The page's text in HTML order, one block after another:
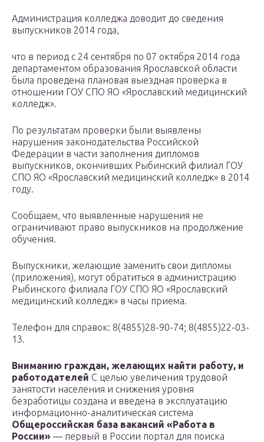
Администрация колледжа доводит до сведения
выпускников 2014 года,
что в период с 24 сентября по 07 октября 2014 года
департаментом образования Ярославской области
была проведена плановая выездная проверка в
отношении ГОУ СПО ЯО «Ярославский медицинский
колледж».
По результатам проверки были выявлены
нарушения законодательства Российской
Федерации в части заполнения дипломов
выпускников, окончивших Рыбинский филиал ГОУ
СПО ЯО «Ярославский медицинский колледж» в 2014
году.
Сообщаем, что выявленные нарушения не
ограничивают право выпускников на продолжение
обучения.
Выпускники, желающие заменить свои дипломы
(приложения), могут обратиться в администрацию
Рыбинского филиала ГОУ СПО ЯО «Ярославский
медицинский колледж» в часы приема.
Телефон для справок: 8(4855)28-90-74; 8(4855)22-03-
13.
Вниманию граждан, желающих найти работу, и
работодателей С целью увеличения трудовой
занятости населения и снижения уровня
безработицы создана и введена в эксплуатацию
информационно-аналитическая система
Общероссийская база вакансий «Работа в
России» — первый в России портал для поиска